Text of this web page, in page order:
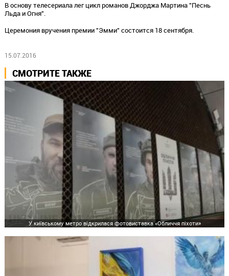
В основу телесериала лег цикл романов Джорджа Мартина "Песнь
Льда и Огня".
Церемония вручения премии "Эмми" состоится 18 сентября.
15.07.2016
СМОТРИТЕ ТАКЖЕ
У київському метро відкрилася фотовиставка «Обличчя піхоти»